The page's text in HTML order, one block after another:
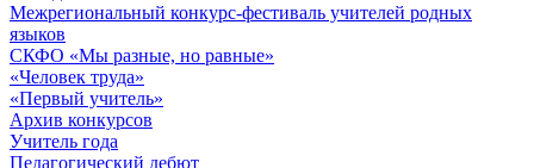
Межрегиональный конкурс-фестиваль учителей родных
языков
СКФО «Мы разные, но равные»
«Человек труда»
«Первый учитель»
Архив конкурсов
Учитель года
Педагогический дебют